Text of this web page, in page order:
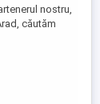
nostru,
căutăm
dedicați și
pe
în echipă și
atrage ideea